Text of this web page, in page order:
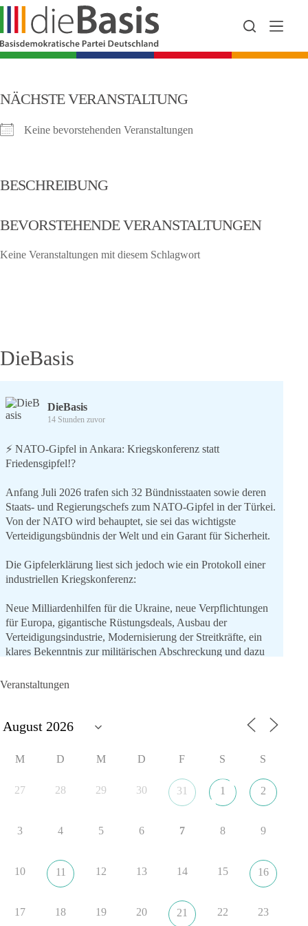
Zum
springen
NÄCHSTE VERANSTALTUNG
Keine bevorstehenden Veranstaltungen
BESCHREIBUNG
BEVORSTEHENDE VERANSTALTUNGEN
Keine Veranstaltungen mit diesem Schlagwort
DieBasis
DieBasis
14 Stunden zuvor
⚡️ NATO-Gipfel in Ankara: Kriegskonferenz statt
Friedensgipfel!?
Anfang Juli 2026 trafen sich 32 Bündnisstaaten sowie deren
Staats- und Regierungschefs zum NATO-Gipfel in der Türkei.
Von der NATO wird behauptet, sie sei das wichtigste
Verteidigungsbündnis der Welt und ein Garant für Sicherheit.
Die Gipfelerklärung liest sich jedoch wie ein Protokoll einer
industriellen Kriegskonferenz:
Neue Milliardenhilfen für die Ukraine, neue Verpflichtungen
für Europa, gigantische Rüstungsdeals, Ausbau der
Verteidigungsindustrie, Modernisierung der Streitkräfte, ein
klares Bekenntnis zur militärischen Abschreckung und dazu
aus der NATO. Ein Gipfel, der mehr nach Rüstungsdeal als
nach Friedenspolitik klingt, wird niemals Sicherheit schaffen,
#NATO
Veranstaltungen
M D M D F S S
27 28 29 30 31 1 2
3 4 5 6 7 8 9
10 11 12 13 14 15 16
17 18 19 20 21 22 23